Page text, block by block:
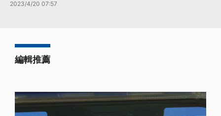
2023/4/20 07:57
編輯推薦